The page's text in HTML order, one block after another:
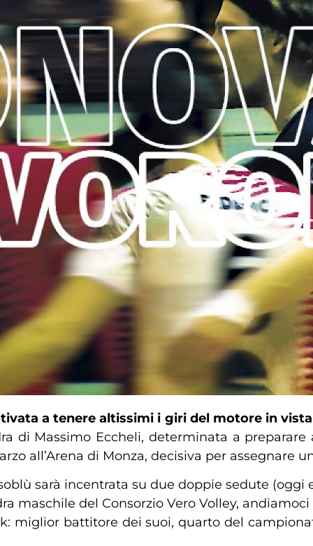
a tenere altissimi i giri del motore in
di Massimo Eccheli, determinata a
all’Arena di Monza, decisiva per assegnare
sarà incentrata su due doppie sedute (oggi
maschile del Consorzio Vero Volley,
miglior battitore dei suoi, quarto del